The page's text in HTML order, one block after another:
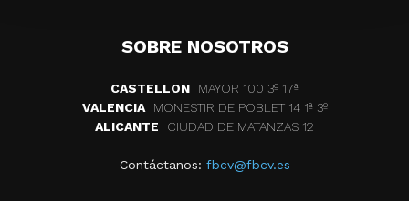
SOBRE NOSOTROS
CASTELLON
MAYOR 100 3º 17ª
VALENCIA
MONESTIR DE POBLET 14 1ª 3º
ALICANTE
CIUDAD DE MATANZAS 12
Contáctanos: fbcv@fbcv.es